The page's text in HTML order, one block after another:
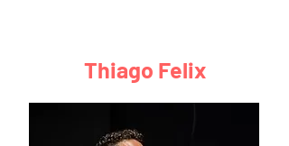
Thiago Felix